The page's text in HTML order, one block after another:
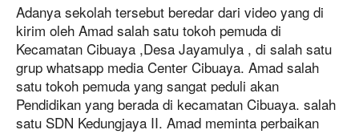
Adanya sekolah tersebut beredar dari video yang di
kirim oleh Amad salah satu tokoh pemuda di
Kecamatan Cibuaya ,Desa Jayamulya , di salah satu
grup whatsapp media Center Cibuaya. Amad salah
satu tokoh pemuda yang sangat peduli akan
Pendidikan yang berada di kecamatan Cibuaya. salah
satu SDN Kedungjaya II. Amad meminta perbaikan